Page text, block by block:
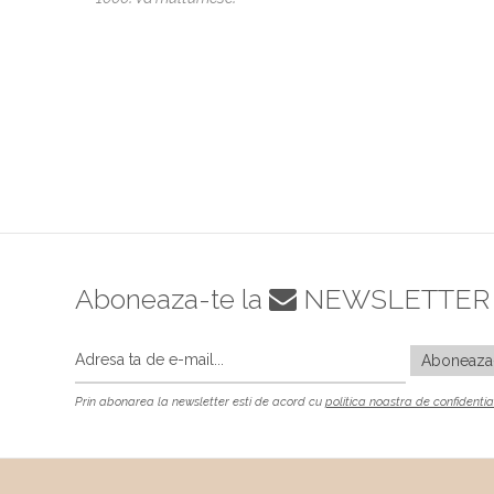
Aboneaza-te la NEWSLETTER
Prin abonarea la newsletter esti de acord cu politica noastra de